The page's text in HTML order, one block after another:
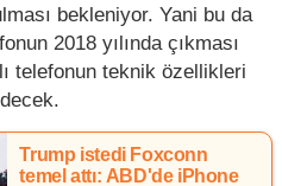
bekleniyor. Yani bu da
2018 yılında çıkması
telefonun teknik özellikleri
Trump istedi Foxconn
temel attı: ABD'de iPhone